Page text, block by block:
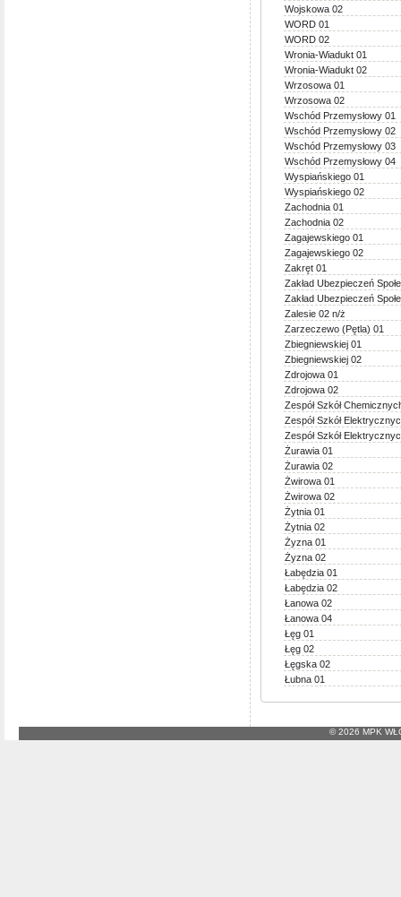
Wojskowa 02
WORD 01
WORD 02
Wronia-Wiadukt 01
Wronia-Wiadukt 02
Wrzosowa 01
Wrzosowa 02
Wschód Przemysłowy 01
Wschód Przemysłowy 02
Wschód Przemysłowy 03
Wschód Przemysłowy 04
Wyspiańskiego 01
Wyspiańskiego 02
Zachodnia 01
Zachodnia 02
Zagajewskiego 01
Zagajewskiego 02
Zakręt 01
Zakład Ubezpieczeń
Zakład Ubezpieczeń
Zalesie 02 n/ż
Zarzeczewo (Pętla) 01
Zbiegniewskiej 01
Zbiegniewskiej 02
Zdrojowa 01
Zdrojowa 02
Zespół Szkół
Zespół Szkół
Zespół Szkół
Żurawia 01
Żurawia 02
Żwirowa 01
Żwirowa 02
Żytnia 01
Żytnia 02
Żyzna 01
Żyzna 02
Łabędzia 01
Łabędzia 02
Łanowa 02
Łanowa 04
Łęg 01
Łęg 02
Łęgska 02
Łubna 01
© 2026 MPK